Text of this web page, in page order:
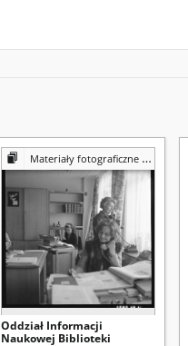
Materiały fotograficzne z Pracowni Reprografii Biblioteki UMCS
Oddział Informacji
Naukowej Biblioteki